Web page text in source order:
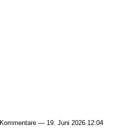
Kommentare — 19. Juni 2026 12:04